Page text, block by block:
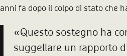
anni fa dopo il colpo di stato che
«Questo sostegno ha
suggellare un rapporto